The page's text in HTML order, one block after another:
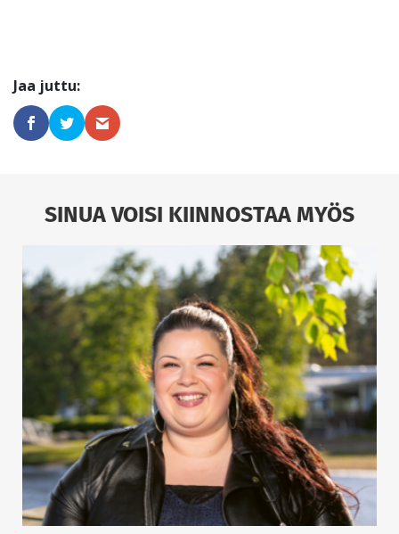
SINUA VOISI KIINNOSTAA MYÖS